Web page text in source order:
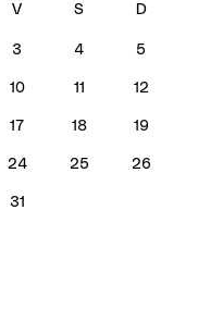
3 4 5
10 11 12
17 18 19
24 25 26
31